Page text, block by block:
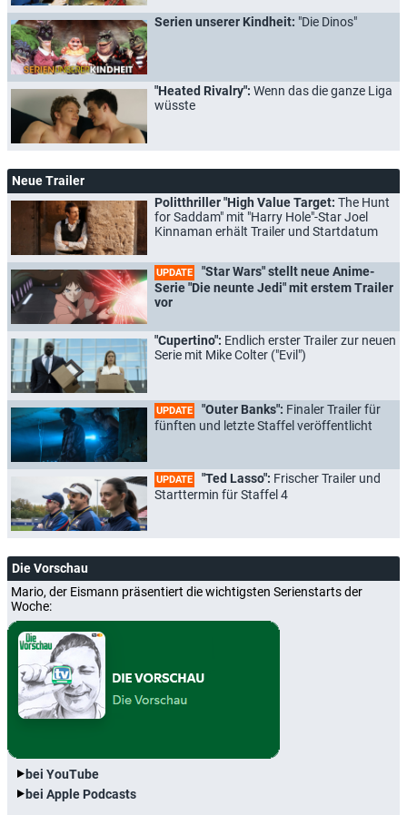
Serien unserer Kindheit: "Die Dinos"
"Heated Rivalry": Wenn das die ganze Liga
wüsste
Neue Trailer
Politthriller "High Value Target: The Hunt
for Saddam" mit "Harry Hole"-Star Joel
Kinnaman erhält Trailer und Startdatum
UPDATE
"Star Wars" stellt neue Anime-
Serie "Die neunte Jedi" mit erstem Trailer
vor
"Cupertino": Endlich erster Trailer zur neuen
Serie mit Mike Colter ("Evil")
UPDATE "Outer Banks": Finaler Trailer für
fünften und letzte Staffel veröffentlicht
UPDATE "Ted Lasso": Frischer Trailer und
Starttermin für Staffel 4
Die Vorschau
Mario, der Eismann präsentiert die wichtigsten Serienstarts der
Woche:
bei YouTube
bei Apple Podcasts